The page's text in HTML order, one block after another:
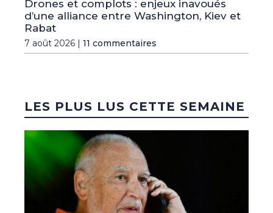
Drones et complots : enjeux inavoués
d’une alliance entre Washington, Kiev et
Rabat
7 août 2026 | 11 commentaires
LES PLUS LUS CETTE SEMAINE